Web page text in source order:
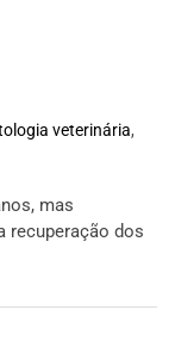
veterinária,
mas
recuperação dos